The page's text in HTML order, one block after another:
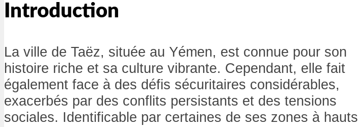
Introduction
La ville de Taëz, située au Yémen, est connue pour son
histoire riche et sa culture vibrante. Cependant, elle fait
également face à des défis sécuritaires considérables,
exacerbés par des conflits persistants et des tensions
sociales. Identificable par certaines de ses zones à hauts